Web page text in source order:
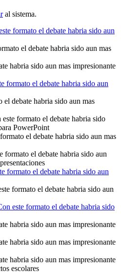
al sistema.
formato el debate habria sido aun
el debate habria sido aun mas
habria sido aun mas impresionante
formato el debate habria sido aun
debate habria sido aun mas
formato el debate habria sido
PowerPoint
el debate habria sido aun mas
formato el debate habria sido aun
formato el debate habria sido aun
formato el debate habria sido aun
este formato el debate habria sido
habria sido aun mas impresionante
habria sido aun mas impresionante
habria sido aun mas impresionante
escolares